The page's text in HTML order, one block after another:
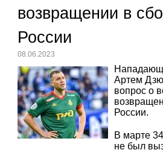
возвращении в
России
08.06.2023
Артем
вопрос о
России.
В марте
не был